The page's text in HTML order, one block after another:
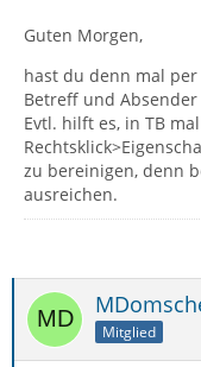
Guten Morgen,
hast du denn mal
Betreff und Absender
Evtl. hilft es, in TB
zu bereinigen, denn
ausreichen.
Mitglied